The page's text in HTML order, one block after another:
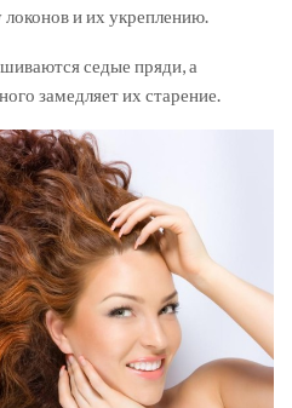
локонов и их укреплению.
седые пряди, а
замедляет их старение.